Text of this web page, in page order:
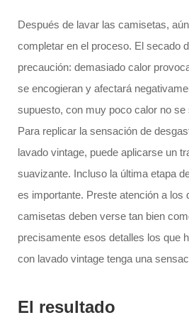
Después de lavar las camisetas,
completar en el proceso. El secado
precaución: demasiado calor
se encogieran y afectará
supuesto, con muy poco calor no
Para replicar la sensación de
lavado vintage, puede aplicarse un
suavizante. Incluso la última etapa
es importante. Preste atención a los
camisetas deben verse tan bien
precisamente esos detalles los que
con lavado vintage tenga una
El resultado